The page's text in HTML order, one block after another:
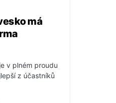
má
v plném proudu
z účastníků